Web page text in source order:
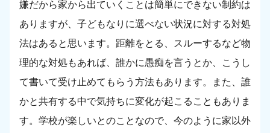
嫌だから家から出ていくことは簡単にできない制約は
ありますが、子どもなりに選べない状況に対する対処
法はあると思います。距離をとる、スルーするなど物
理的な対処もあれば、誰かに愚痴を言うとか、こうし
て書いて受け止めてもらう方法もあります。また、誰
かと共有する中で気持ちに変化が起こることもありま
す。学校が楽しいとのことなので、今のように家以外